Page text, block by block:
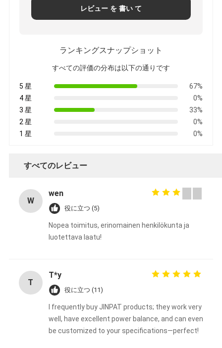
レビュー を 書い て
ランキングスナップショット
すべての評価の分布は以下の通りです
5 星
67%
4 星
0%
3 星
33%
2 星
0%
1 星
0%
すべてのレビュー
W
wen
役に立つ (5)
Nopea toimitus, erinomainen henkilökunta ja
luotettava laatu!
T
T*y
役に立つ (11)
I frequently buy JINPAT products; they work very
well, have excellent power balance, and can even
be customized to your specifications—perfect!